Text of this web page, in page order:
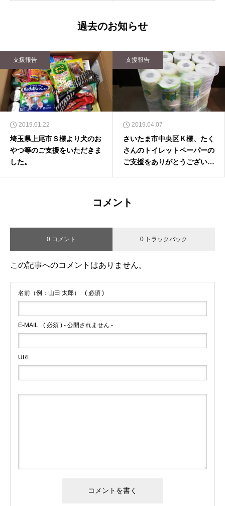
過去のお知らせ
支援報告
2019.01.22
埼玉県上尾市Ｓ様より犬のお
やつ等のご支援をいただきま
した。
支援報告
2019.04.07
さいたま市中央区Ｋ様、たく
さんのトイレットペーパーの
ご支援をありがとうございま
コメント
0 コメント 0 トラックバック
この記事へのコメントはありません。
名前（例：山田 太郎） ( 必須 )
E-MAIL ( 必須 ) - 公開されません -
URL